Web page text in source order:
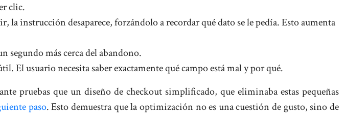
clic.
la instrucción desaparece, forzándolo a recordar qué dato se le pedía. Esto aumenta
segundo más cerca del abandono.
El usuario necesita saber exactamente qué campo está mal y por qué.
pruebas que un diseño de checkout simplificado, que eliminaba estas pequeñas
paso. Esto demuestra que la optimización no es una cuestión de gusto, sino de